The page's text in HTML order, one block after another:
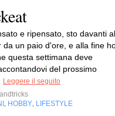
e ripensato, sto davanti al
da un paio d'ore, e alla fine
questa settimana deve
del prossimo
Leggere il seguito
, HOBBY, LIFESTYLE